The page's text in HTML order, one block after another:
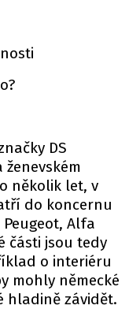
DS
několik let, v
do koncernu
Alfa
části jsou tedy
o interiéru
mohly německé
hladině závidět.